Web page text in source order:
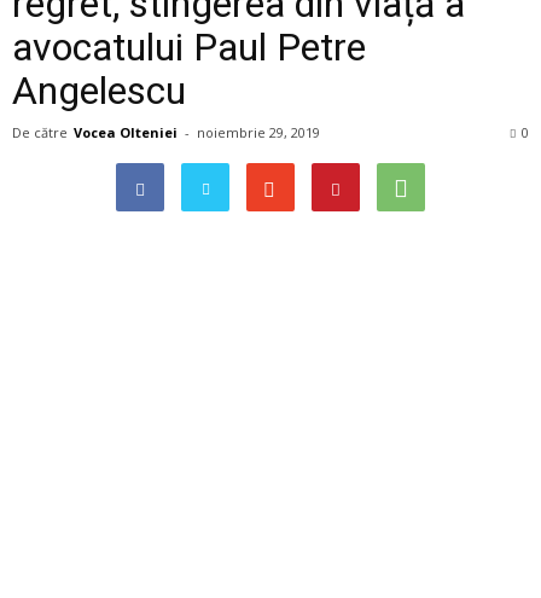
avocatului Paul Petre
Angelescu
De către Vocea Olteniei - noiembrie 29, 2019 0